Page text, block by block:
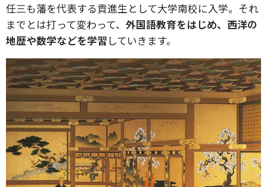
任三も藩を代表する貢進生として大学南校に入学。それ
までとは打って変わって、 外国語教育をはじめ、西洋の
地歴や数学などを学習 していきます。